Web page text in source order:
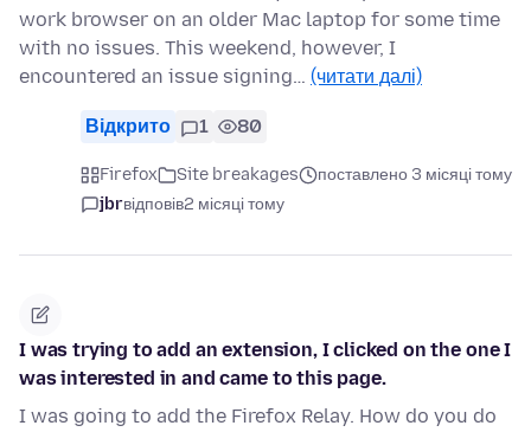
work browser on an older Mac laptop for some time
with no issues. This weekend, however, I
encountered an issue signing… (читати далі)
Відкрито 1 80
Firefox Site breakages
поставлено 3 місяці тому
jbrвідповів2 місяці тому
I was trying to add an extension, I clicked on the one I
was interested in and came to this page.
I was going to add the Firefox Relay. How do you do